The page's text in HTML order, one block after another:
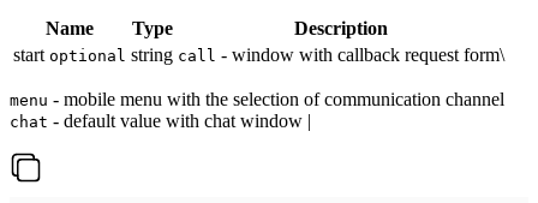
Name Type
Description
start optional string call - window with callback request form\
menu - mobile menu with the selection of communication channel
chat - default value with chat window |